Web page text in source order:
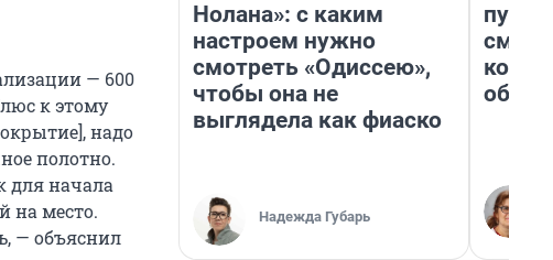
— 600
к этому
надо
полотно.
для начала
на место.
— объяснил
Нолана»: с каким
настроем нужно
смотреть «Одиссею»,
чтобы она не
выглядела как фиаско
Надежда Губарь